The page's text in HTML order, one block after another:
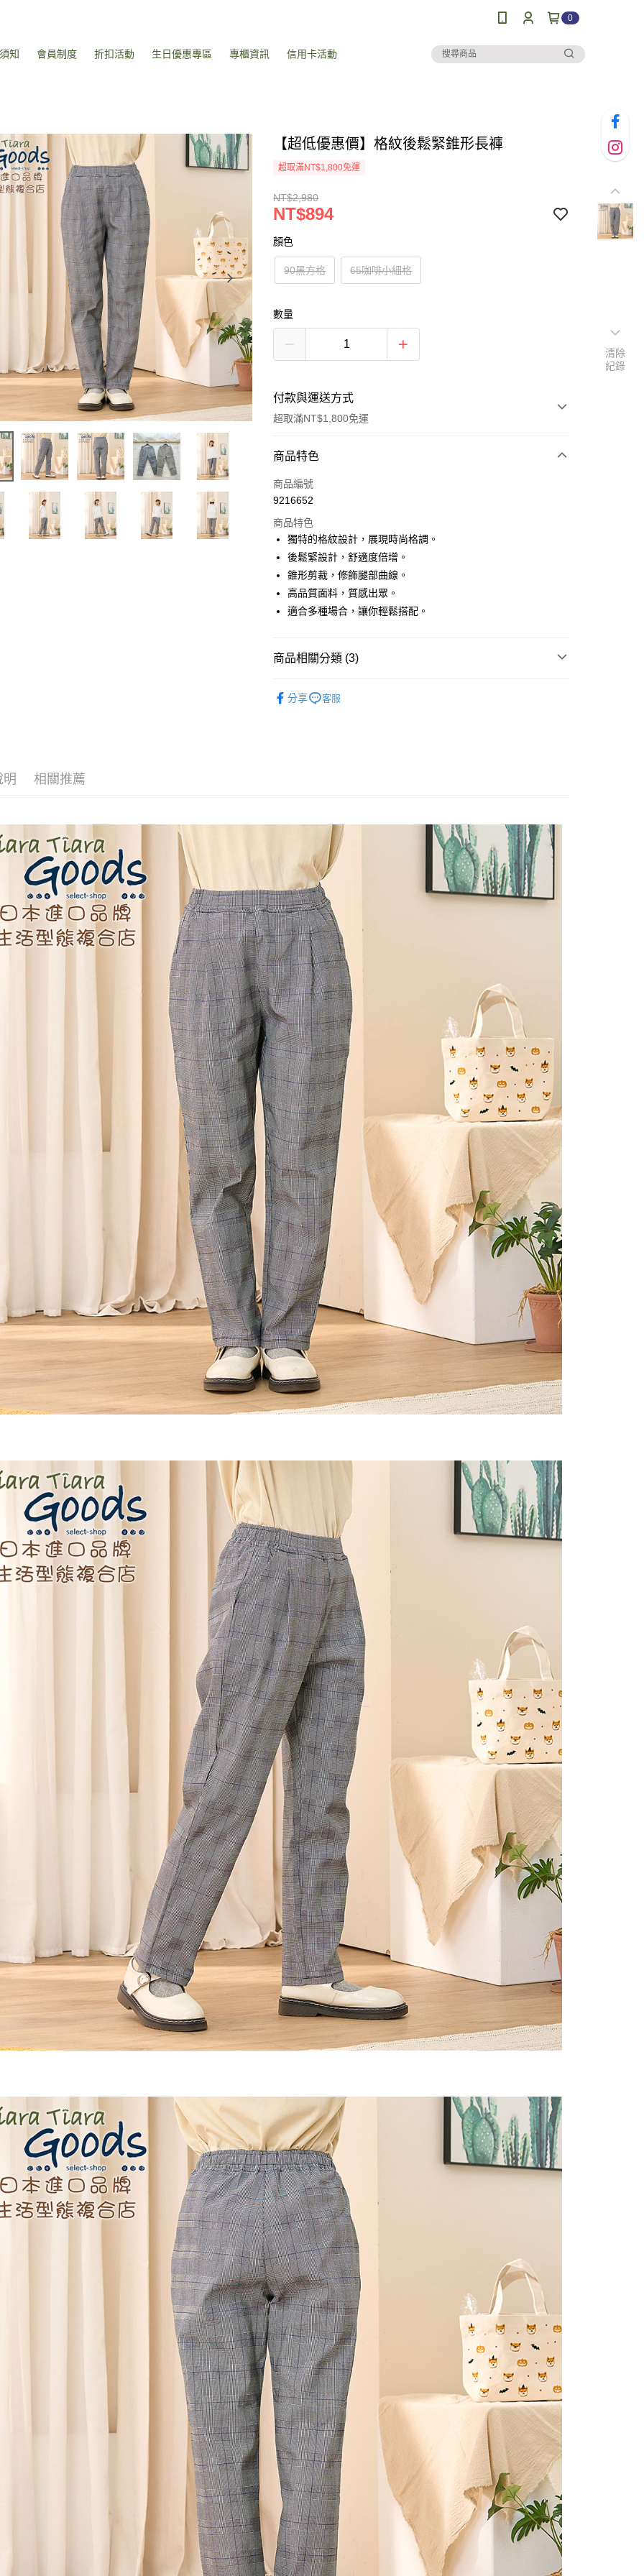
0
知 會員制度 折扣活動 生日優惠專區 專櫃資訊 信用卡活動
【超低優惠價】格紋後鬆緊錐形長褲
超取滿NT$1,800免運
NT$2,980
NT$894
顏色
90黑方格 65咖啡小細格
數量
付款與運送方式
超取滿NT$1,800免運
付款方式
信用卡一次付款
LINE Pay
Apple Pay
街口支付
悠遊付
AFTEE先享後付
１．於結帳方式選擇「AFTEE先享後付」後，將跳轉至「AFTEE先享後
付」結帳頁面，進行簡訊認證並確認金額後，即可完成結帳。
２．訂單成立數日內，您將收到繳費通知簡訊。
３．收到繳費通知簡訊後14天內，點擊此簡訊中的連結，可透過四大超商
／ATM／網路銀行／等多元方式進行付款，方視為交易完成。
※ 請注意：結帳手續完成當下不需立刻繳費，但若您需要取消訂單，請聯
絡購買商品的店家。未經商家同意取消之訂單仍視為有效，需透過AFTEE
先享後付繳納相關費用。
※ 交易是否成功請以「AFTEE先享後付 」之結帳頁面顯示為準，若有關於
是否繳費成功／繳費後需取消欲退款等相關疑問，請聯繫「AFTEE先享後
付客戶支援中心」
【注意事項】
１．透過由恩沛科技股份有限公司提供之「AFTEE先享後付」服務完成之
交易，需依本服務之必要範圍內提供個人資料，並將交易相關給付款項請
求債權轉讓予恩沛科技股份有限公司。
２．關於個人資料處理事宜，請瀏覽以下網址：
https://aftee.tw/terms/#terms3
３．未成年的使用者請事先徵得法定代理人或監護人之同意方可使用
「AFTEE先享後付」，若未經同意申辦者引起之損失，本公司不負相關責
任。
４．使用「AFTEE先享後付」時，將依據個別帳號之用戶狀況，依本公司
即時審查核予不同之上限額度；若仍有額度不足之情形，本公司將視審查
結果請求用戶進行身份認證。
５．嚴禁一人註冊多個帳號或使用他人資訊註冊。若發現惡意使用之情
形，恩沛科技股份有限公司將有權停止該用戶之使用額度並採取法律行
動。
每筆NT$60，滿NT$1,800(含以上)免運費
付款後全家取貨
每筆NT$60，滿NT$1,800(含以上)免運費
7-11取貨付款
每筆NT$60，滿NT$2,000(含以上)免運費
付款後7-11取貨
每筆NT$60，滿NT$2,000(含以上)免運費
黑貓宅急便(包裹尺寸60cm以下)
每筆NT$100，滿NT$2,000(含以上)免運費
黑貓宅急便(包裹尺寸90cm以下)
每筆NT$140，滿NT$2,000(含以上)免運費
商品特色
商品編號
9216652
商品特色
獨特的格紋設計，展現時尚格調。
後鬆緊設計，舒適度倍增。
錐形剪裁，修飾腿部曲線。
高品質面料，質感出眾。
適合多種場合，讓你輕鬆搭配。
商品相關分類 (3)
分享 客服
明 相關推薦
清除
紀錄